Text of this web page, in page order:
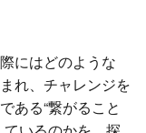
にはどのような
れ、チャレンジを
ある“繋がること